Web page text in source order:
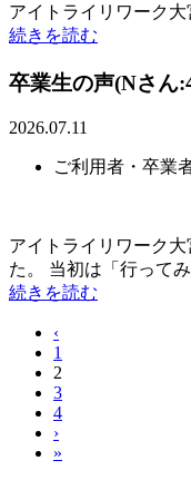
アイトライリワーク
続きを読む
卒業生の声(Nさん
2026.07.11
ご利用者・卒業
アイトライリワーク
た。 当初は「行って
続きを読む
‹
1
2
3
4
›
»